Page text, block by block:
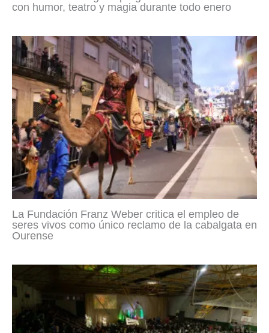
con humor, teatro y magia durante todo enero
La Fundación Franz Weber critica el empleo de
seres vivos como único reclamo de la cabalgata en
Ourense